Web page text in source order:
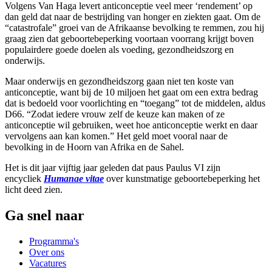
Volgens Van Haga levert anticonceptie veel meer ‘rendement’ op
dan geld dat naar de bestrijding van honger en ziekten gaat. Om de
“catastrofale” groei van de Afrikaanse bevolking te remmen, zou hij
graag zien dat geboortebeperking voortaan voorrang krijgt boven
populairdere goede doelen als voeding, gezondheidszorg en
onderwijs.
Maar onderwijs en gezondheidszorg gaan niet ten koste van
anticonceptie, want bij de 10 miljoen het gaat om een extra bedrag
dat is bedoeld voor voorlichting en “toegang” tot de middelen, aldus
D66. “Zodat iedere vrouw zelf de keuze kan maken of ze
anticonceptie wil gebruiken, weet hoe anticonceptie werkt en daar
vervolgens aan kan komen.” Het geld moet vooral naar de
bevolking in de Hoorn van Afrika en de Sahel.
Het is dit jaar vijftig jaar geleden dat paus Paulus VI zijn
encycliek Humanae vitae over kunstmatige geboortebeperking het
licht deed zien.
Ga snel naar
Programma's
Over ons
Vacatures